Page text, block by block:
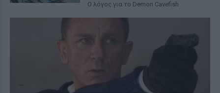
Ο λόγος για το Demon Cavefish